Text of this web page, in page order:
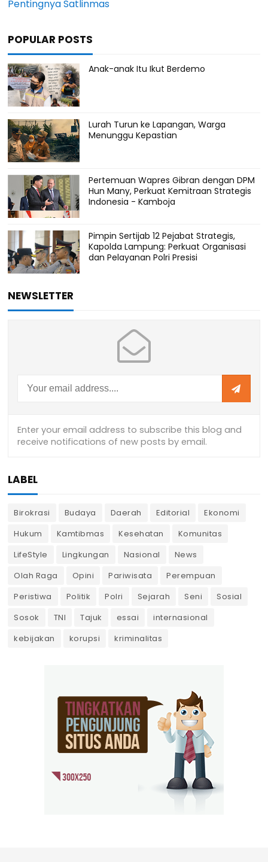
Pentingnya Satlinmas
POPULAR POSTS
Anak-anak Itu Ikut Berdemo
Lurah Turun ke Lapangan, Warga
Menunggu Kepastian
Pertemuan Wapres Gibran dengan DPM
Hun Many, Perkuat Kemitraan Strategis
Indonesia - Kamboja
Pimpin Sertijab 12 Pejabat Strategis,
Kapolda Lampung: Perkuat Organisasi
dan Pelayanan Polri Presisi
NEWSLETTER
LABEL
Birokrasi Budaya Daerah Editorial
Ekonomi
Hukum
Kamtibmas Kesehatan
Komunitas
LifeStyle
Lingkungan Nasional
News
Olah Raga
Opini Pariwisata
Perempuan
Peristiwa
Politik Polri Sejarah Seni
Sosial
Sosok
TNI Tajuk essai
internasional
kebijakan
korupsi kriminalitas